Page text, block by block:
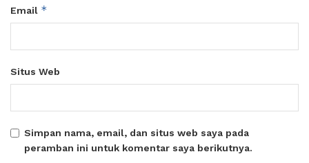
Email *
Situs Web
Simpan nama, email, dan situs web saya pada
peramban ini untuk komentar saya berikutnya.